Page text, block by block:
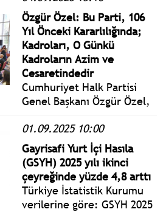
maruz kaldığı bu duruma
yönelik somut adım atılmak
bir yana, bu sistemi teşvik
eden mekanizmalar artıyor.
Özgür Özel: Bu Parti, 106
Yıl Önceki Kararlılığında;
Kadroları, O Günkü
Kadroların Azim ve
Cesaretindedir
Cumhuriyet Halk Partisi
Genel Başkanı Özgür Özel,
etkinliklerinin açılışına
katıldı.
01.09.2025 10:00
Gayrisafi Yurt İçi Hasıla
(GSYH) 2025 yılı ikinci
çeyreğinde yüzde 4,8 arttı
Türkiye İstatistik Kurumu
verilerine göre: GSYH 2025